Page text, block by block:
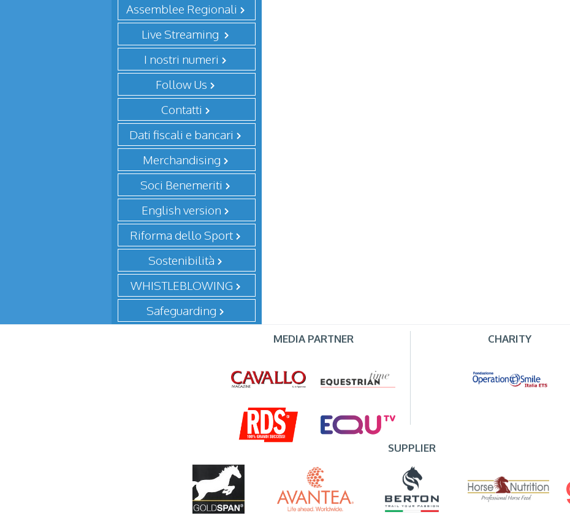
Assemblee Regionali
Live Streaming
I nostri numeri
Follow Us
Contatti
Dati fiscali e bancari
Merchandising
Soci Benemeriti
English version
Riforma dello Sport
Sostenibilità
WHISTLEBLOWING
Safeguarding
MEDIA PARTNER CHARITY
SUPPLIER